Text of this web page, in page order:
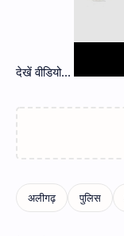
देखें वीडियो...